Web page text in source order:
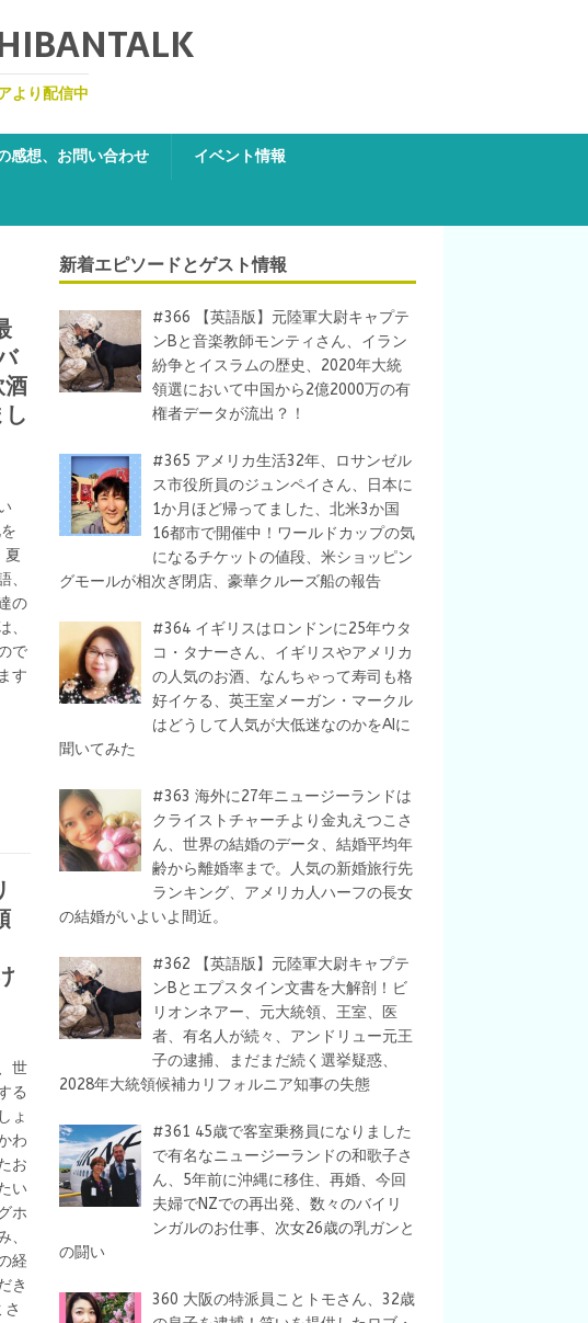
より配信中
感想、お問い合わせ イベント情報
夏
、
の
、
で
す
世
る
ょ
わ
お
い
ホ
経
き
新着エピソードとゲスト情報
#366 【英語版】元陸軍大尉キャプテ
ンBと音楽教師モンティさん、イラン
紛争とイスラムの歴史、2020年大統
領選において中国から2億2000万の有
権者データが流出？！
#365 アメリカ生活32年、ロサンゼル
ス市役所員のジュンペイさん、日本に
1か月ほど帰ってました、北米3か国
16都市で開催中！ワールドカップの気
になるチケットの値段、米ショッピン
グモールが相次ぎ閉店、豪華クルーズ船の報告
#364 イギリスはロンドンに25年ウタ
コ・タナーさん、イギリスやアメリカ
の人気のお酒、なんちゃって寿司も格
好イケる、英王室メーガン・マークル
はどうして人気が大低迷なのかをAIに
聞いてみた
#363 海外に27年ニュージーランドは
クライストチャーチより金丸えつこさ
ん、世界の結婚のデータ、結婚平均年
齢から離婚率まで。人気の新婚旅行先
ランキング、アメリカ人ハーフの長女
の結婚がいよいよ間近。
#362 【英語版】元陸軍大尉キャプテ
ンBとエプスタイン文書を大解剖！ビ
リオンネアー、元大統領、王室、医
者、有名人が続々、アンドリュー元王
子の逮捕、まだまだ続く選挙疑惑、
2028年大統領候補カリフォルニア知事の失態
#361 45歳で客室乗務員になりました
で有名なニュージーランドの和歌子さ
ん、5年前に沖縄に移住、再婚、今回
夫婦でNZでの再出発、数々のバイリ
ンガルのお仕事、次女26歳の乳ガンと
の闘い
360 大阪の特派員ことトモさん、32歳